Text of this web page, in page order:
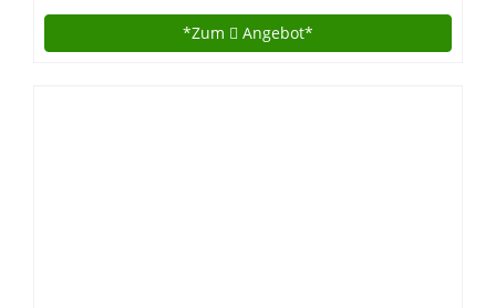
ideal für Schwangerschaft oder Kinder :: 3 Jahre
Garantie
*Zum Angebot*